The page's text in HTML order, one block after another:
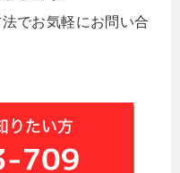
でお気軽にお問い合